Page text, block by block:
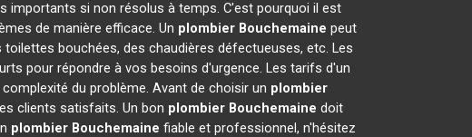
importants si non résolus à temps. C'est pourquoi il est
de manière efficace. Un plombier Bouchemaine peut
bouchées, des chaudières défectueuses, etc. Les
pour répondre à vos besoins d'urgence. Les tarifs d'un
du problème. Avant de choisir un plombier
clients satisfaits. Un bon plombier Bouchemaine doit
plombier Bouchemaine fiable et professionnel, n'hésitez